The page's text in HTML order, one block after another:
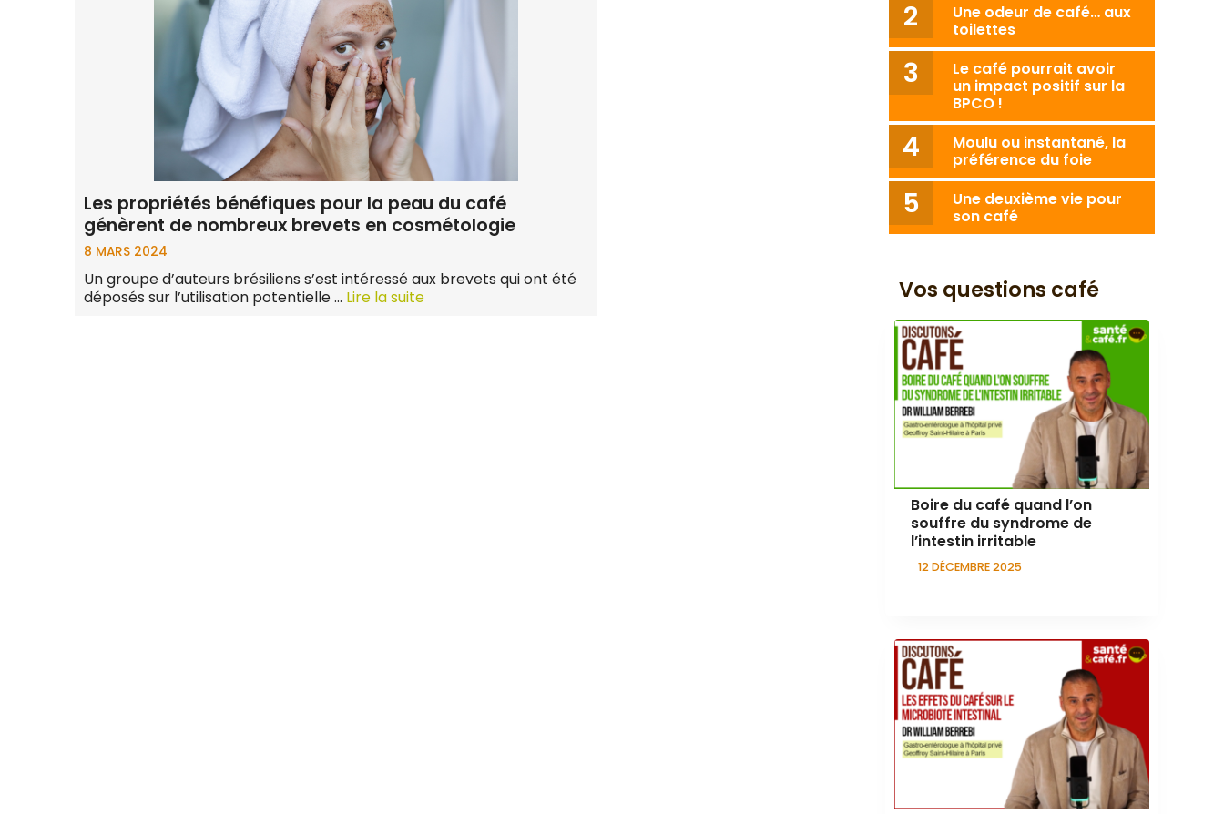
Les propriétés bénéfiques pour la peau du café
génèrent de nombreux brevets en cosmétologie
8 MARS 2024
Un groupe d’auteurs brésiliens s’est intéressé aux brevets qui ont été
déposés sur l’utilisation potentielle … Lire la suite
Une odeur de café… aux
toilettes
Le café pourrait avoir
un impact positif sur la
BPCO !
Moulu ou instantané, la
préférence du foie
Une deuxième vie pour
son café
Vos questions café
Boire du café quand l’on
souffre du syndrome de
l’intestin irritable
12 DÉCEMBRE 2025